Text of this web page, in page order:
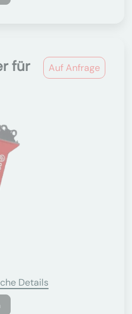
Auf Anfrage
für
Details